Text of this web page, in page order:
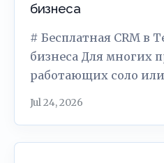
бизнеса
# Бесплатная CRM в
бизнеса Для многих
работающих соло
Jul 24, 2026